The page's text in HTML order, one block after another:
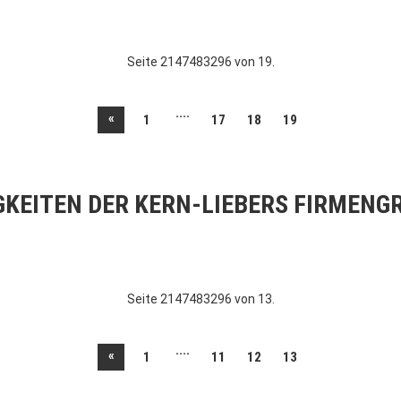
Seite 2147483296 von 19.
« 1 .... 17 18 19
DER KERN-LIEBERS
Seite 2147483296 von 13.
« 1 .... 11 12 13